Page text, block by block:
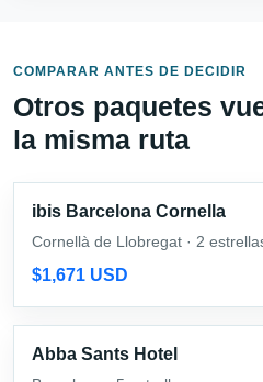
COMPARAR ANTES DE DECIDIR
Otros paquetes
la misma ruta
ibis Barcelona Cornella
Cornellà de Llobregat · 2
$1,671 USD
Abba Sants Hotel